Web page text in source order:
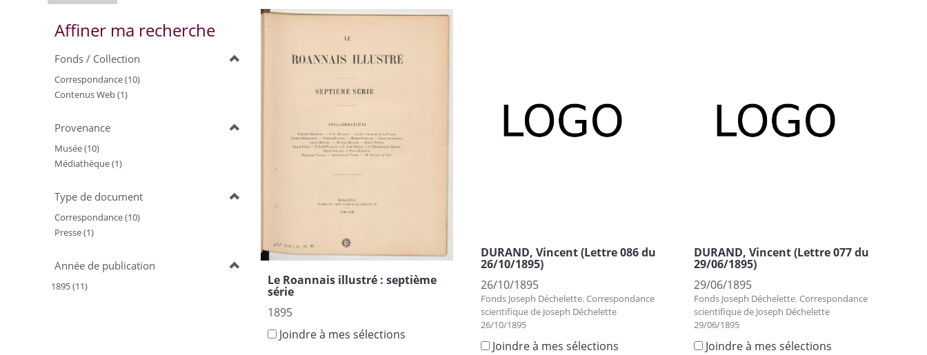
Affiner ma recherche
Fonds / Collection
Correspondance (10)
Contenus Web (1)
Provenance
Musée (10)
Médiathèque (1)
Type de document
Correspondance (10)
Presse (1)
Année de publication
1895 (11) Le Roannais illustré : septième
série
1895
Joindre à mes sélections
DURAND, Vincent (Lettre 086 du
26/10/1895)
26/10/1895
Fonds Joseph Déchelette. Correspondance
scientifique de Joseph Déchelette
26/10/1895
Joindre à mes sélections
DURAND, Vincent (Lettre 077 du
29/06/1895)
29/06/1895
Fonds Joseph Déchelette. Correspondance
scientifique de Joseph Déchelette
29/06/1895
Joindre à mes sélections